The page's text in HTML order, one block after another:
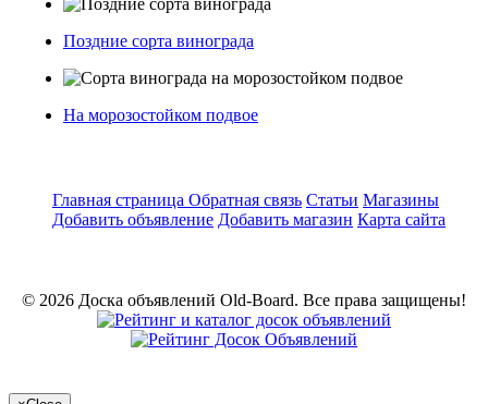
Поздние сорта винограда
На морозостойком подвое
Главная страница Обратная связь Статьи Магазины
Добавить объявление Добавить магазин Карта сайта
© 2026 Доска объявлений Old-Board. Все права защищены!